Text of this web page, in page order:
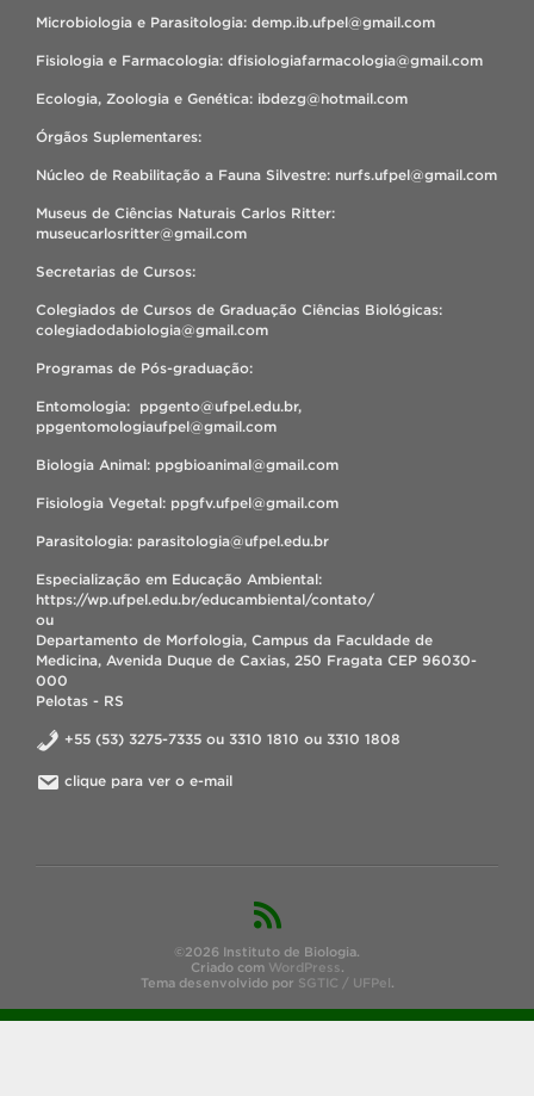
Microbiologia e Parasitologia: demp.ib.ufpel@gmail.com
Fisiologia e Farmacologia: dfisiologiafarmacologia@gmail.com
Ecologia, Zoologia e Genética: ibdezg@hotmail.com
Órgãos Suplementares:
Núcleo de Reabilitação a Fauna Silvestre: nurfs.ufpel@gmail.com
Museus de Ciências Naturais Carlos Ritter:
museucarlosritter@gmail.com
Secretarias de Cursos:
Colegiados de Cursos de Graduação Ciências Biológicas:
colegiadodabiologia@gmail.com
Programas de Pós-graduação:
Entomologia: ppgento@ufpel.edu.br,
ppgentomologiaufpel@gmail.com
Biologia Animal: ppgbioanimal@gmail.com
Fisiologia Vegetal: ppgfv.ufpel@gmail.com
Parasitologia: parasitologia@ufpel.edu.br
Especialização em Educação Ambiental:
https://wp.ufpel.edu.br/educambiental/contato/
ou
Departamento de Morfologia, Campus da Faculdade de
Medicina, Avenida Duque de Caxias, 250 Fragata CEP 96030-
000
Pelotas - RS
+55 (53) 3275-7335 ou 3310 1810 ou 3310 1808
clique para ver o e-mail
©2026 Instituto de Biologia.
Criado com WordPress.
Tema desenvolvido por SGTIC / UFPel.